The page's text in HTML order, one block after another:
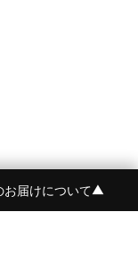
届けについて▼